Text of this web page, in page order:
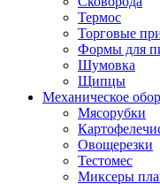
Термос
Торговые
Формы для
Шумовка
Щипцы
Механическое
Мясорубки
Овощерезки
Тестомес
Миксеры